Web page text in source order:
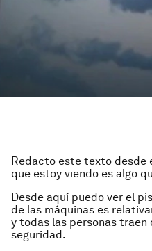
Redacto este texto desde
que estoy viendo es algo
Desde aquí puedo ver el
de las máquinas es
y todas las personas traen
seguridad.